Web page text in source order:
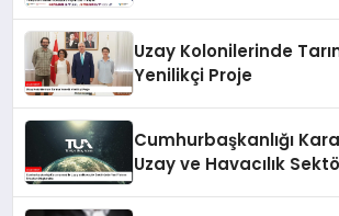
Uzay Kolonilerinde
Yenilikçi Proje
Cumhurbaşkanlığı
Uzay ve Havacılık